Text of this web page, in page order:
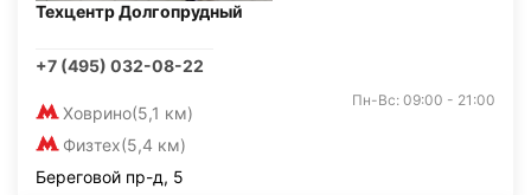
Техцентр Долгопрудный
+7 (495) 032-08-22
Ховрино(5,1 км)
Физтех(5,4 км)
Пн-Вс: 09:00 - 21:00
Береговой пр-д, 5